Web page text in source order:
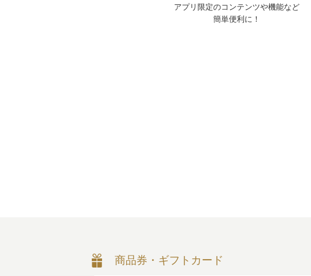
アプリ限定のコンテンツや機能など
簡単便利に！
商品券・ギフトカード